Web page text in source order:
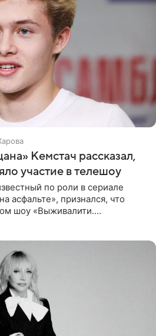
Кемстач рассказал,
участие в телешоу
по роли в сериале
асфальте», признался, что
шоу «Выживалити.